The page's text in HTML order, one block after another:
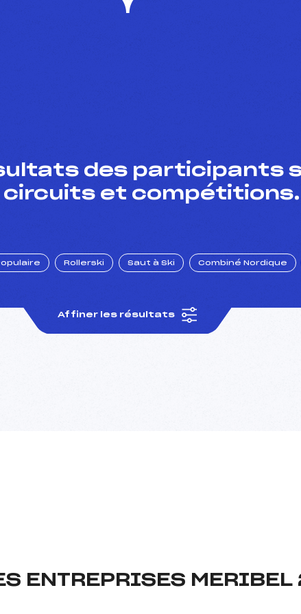
des participants
circuits et compétitions.
Rollerski Saut à Ski Combiné Nordique
Affiner les résultats
ENTREPRISES